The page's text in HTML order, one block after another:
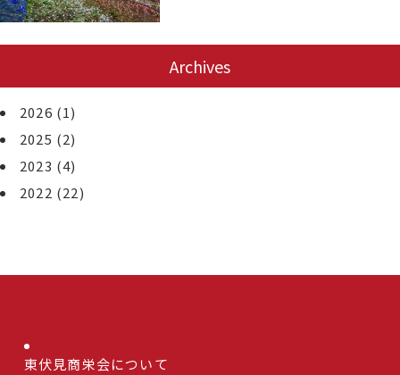
Archives
2026 (1)
2025 (2)
2023 (4)
2022 (22)
東伏見商栄会について